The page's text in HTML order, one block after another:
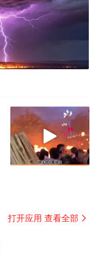
打开应用 查看全部